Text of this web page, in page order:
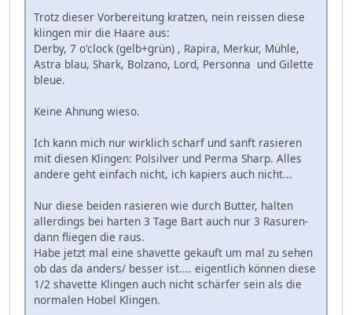
Trotz dieser Vorbereitung kratzen, nein reissen diese
klingen mir die Haare aus:
Derby, 7 o'clock (gelb+grün) , Rapira, Merkur, Mühle,
Astra blau, Shark, Bolzano, Lord, Personna und Gilette
bleue.
Keine Ahnung wieso.
Ich kann mich nur wirklich scharf und sanft rasieren
mit diesen Klingen: Polsilver und Perma Sharp. Alles
andere geht einfach nicht, ich kapiers auch nicht...
Nur diese beiden rasieren wie durch Butter, halten
allerdings bei harten 3 Tage Bart auch nur 3 Rasuren-
dann fliegen die raus.
Habe jetzt mal eine shavette gekauft um mal zu sehen
ob das da anders/ besser ist.... eigentlich können diese
1/2 shavette Klingen auch nicht schärfer sein als die
normalen Hobel Klingen.